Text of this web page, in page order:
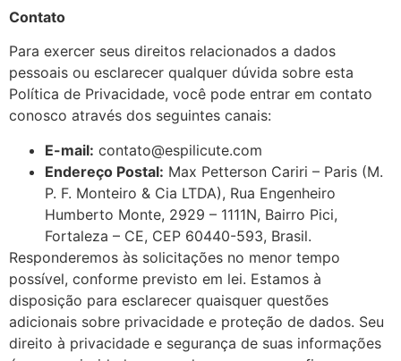
Contato
Para exercer seus direitos relacionados a dados
pessoais ou esclarecer qualquer dúvida sobre esta
Política de Privacidade, você pode entrar em contato
conosco através dos seguintes canais:
E-mail: contato@espilicute.com
Endereço Postal: Max Petterson Cariri – Paris (M.
P. F. Monteiro & Cia LTDA), Rua Engenheiro
Humberto Monte, 2929 – 1111N, Bairro Pici,
Fortaleza – CE, CEP 60440-593, Brasil.
Responderemos às solicitações no menor tempo
possível, conforme previsto em lei. Estamos à
disposição para esclarecer quaisquer questões
adicionais sobre privacidade e proteção de dados. Seu
direito à privacidade e segurança de suas informações